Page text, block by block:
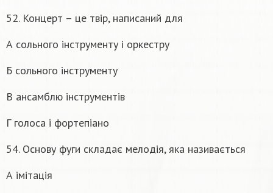
52. Концерт – це твір, написаний для
А сольного інструменту і оркестру
Б сольного інструменту
В ансамблю інструментів
Г голоса і фортепіано
54. Основу фуги складає мелодія, яка називається
А імітація